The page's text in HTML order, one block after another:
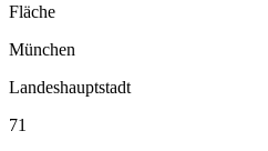
Fläche
München
Landeshauptstadt
71